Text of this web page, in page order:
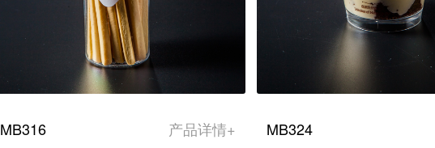
MB316 产品详情+ MB324